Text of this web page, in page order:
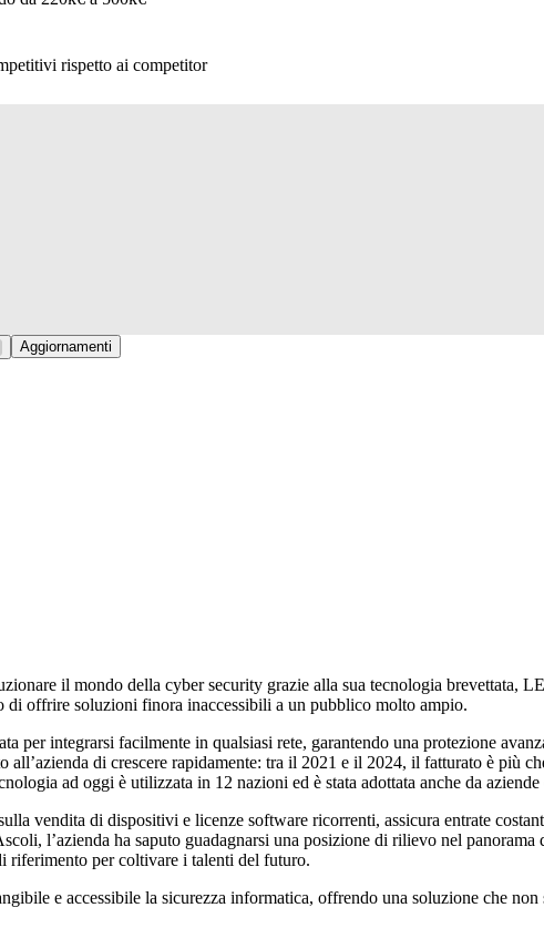
rispetto ai competitor
Aggiornamenti
il mondo della cyber security grazie alla sua tecnologia brevettata,
di offrire soluzioni finora inaccessibili a un pubblico molto ampio.
per integrarsi facilmente in qualsiasi rete, garantendo una protezione
di crescere rapidamente: tra il 2021 e il 2024, il fatturato è più
ad oggi è utilizzata in 12 nazioni ed è stata adottata anche da
vendita di dispositivi e licenze software ricorrenti, assicura entrate
l’azienda ha saputo guadagnarsi una posizione di rilievo nel
riferimento per coltivare i talenti del futuro.
e accessibile la sicurezza informatica, offrendo una soluzione che